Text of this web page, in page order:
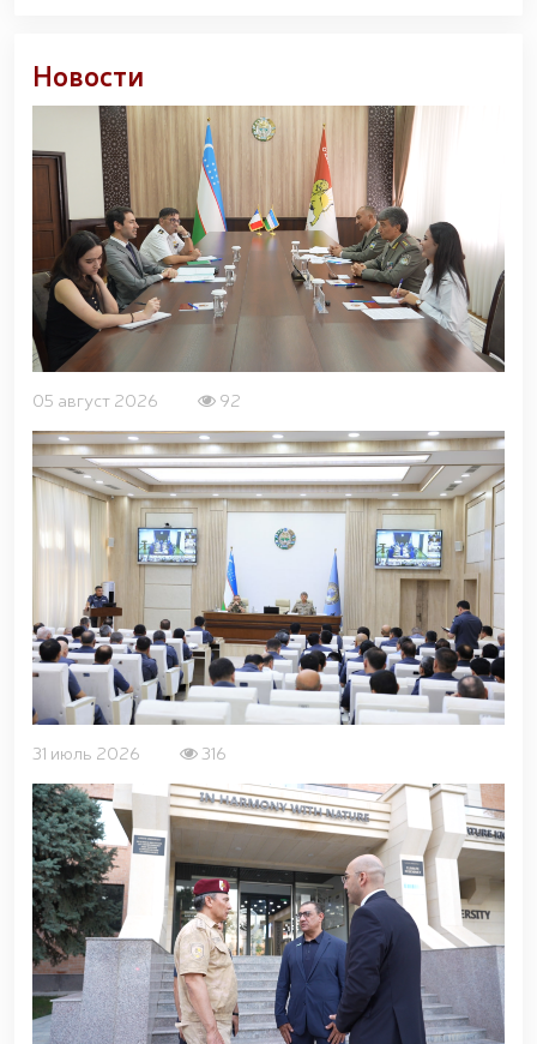
растение, занесённое в Красную книгу / / В городе
Ташкент гвардейцами изъяты
несертифицированные пиротехнические изделия /
/ В Ферганской области пресечён незаконный
оборот пиротехнических средств / /
Продолжается процесс отбора кандидатов,
изъявивших желание поступить в Университет
общественной безопасности Национальной
гвардии / / Во исполнении задач, поставленных
главой государства по развитию олимпийского и
паралимпийского спорта на новый уровень, под
председательством Командующего Национальной
гвардией Р. Джураева состоялась конференция с
участием тренеров по стрельбе из лука
(паралимпийской стрельбе) / / Женщины-
военнослужащие Управления Национальной
гвардии по Сурхандарьинской области заняли
первое место в соревнованиях по волейболу среди
сотрудников правоохранительных органов / / В
открытом диалоге председателя комитета Сената
Олий Мажлиса участвовали доценты Университета
общественной безопасности Национальной
гвардии / / С учащимися "Темурбеклар мактаби"
Национальной гвардии проведено показательное
занятие на тему «Использование беспилотных
летательных аппаратов и их технические
характеристики» / / В Ташкентском Региональном
учебном центре Национальной гвардии прошел
республиканский научно-практический семинар на
тему «Перспективы применения беспилотных
летательных аппаратов в системе охраны
объектов» / / Общественный порядок и
безопасность граждан будут обеспечены во время
молитв в священный месяц Рамазан / /
Новости
05 август 2026 92
31 июль 2026 316